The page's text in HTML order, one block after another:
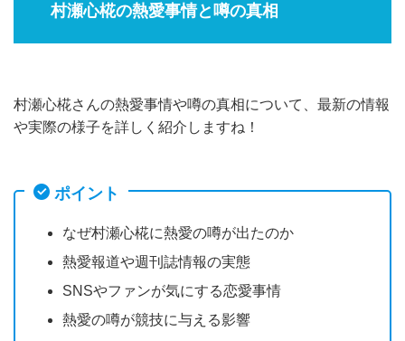
村瀬心椛の熱愛事情と噂の真相
村瀬心椛さんの熱愛事情や噂の真相について、最新の情報
や実際の様子を詳しく紹介しますね！
ポイント
なぜ村瀬心椛に熱愛の噂が出たのか
熱愛報道や週刊誌情報の実態
SNSやファンが気にする恋愛事情
熱愛の噂が競技に与える影響